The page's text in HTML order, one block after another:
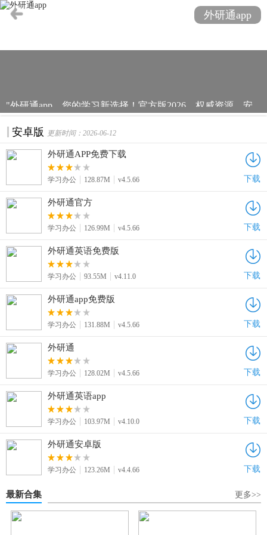
"外研通app，您的学习新选择！官方版2026，权威资源，安
app都能满足您的需求。我们提供丰富的课程、互动社区和个
性化学习方案，让学习更加高效、便捷。立即下载外研通，
开启您的学习之旅，让知识触手可及！"
外研通app
安卓版 更新时间：2026-06-12
外研通APP免费下载
学习办公 128.87M v4.5.66 下载
外研通官方
学习办公 126.99M v4.5.66 下载
外研通英语免费版
学习办公 93.55M v4.11.0 下载
外研通app免费版
学习办公 131.88M v4.5.66 下载
外研通
学习办公 128.02M v4.5.66 下载
外研通英语app
学习办公 103.97M v4.10.0 下载
外研通安卓版
学习办公 123.26M v4.4.66 下载
最新合集 更多>>